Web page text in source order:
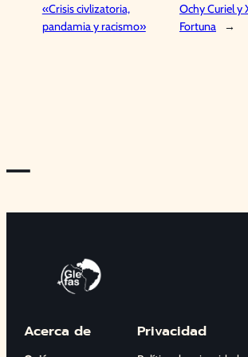
«Crisis civlizatoria,
pandamia y racismo»
Ochy Curiel y
Fortuna
→
—
Acerca de Privacidad